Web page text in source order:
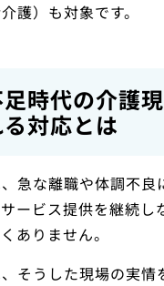
護）も対象です。
時代の介護
対応とは
急な離職や体調不良
ービス提供を継続し
ありません。
そうした現場の実情